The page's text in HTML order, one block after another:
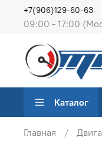
09:00 - 17:00
+7(906)129-60-63
Каталог
Главная